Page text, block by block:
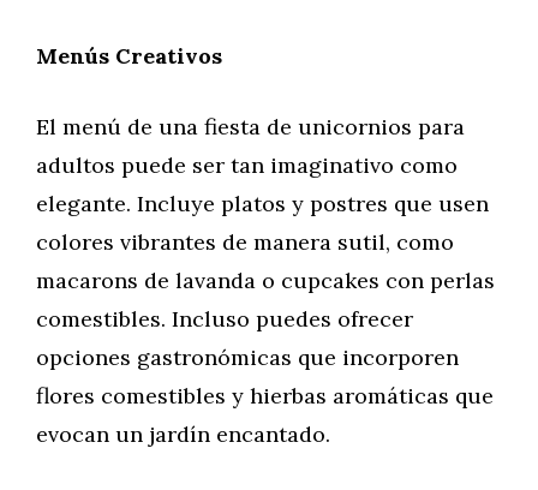
Menús Creativos
El menú de una fiesta de unicornios para
adultos puede ser tan imaginativo como
elegante. Incluye platos y postres que usen
colores vibrantes de manera sutil, como
macarons de lavanda o cupcakes con perlas
comestibles. Incluso puedes ofrecer
opciones gastronómicas que incorporen
flores comestibles y hierbas aromáticas que
evocan un jardín encantado.